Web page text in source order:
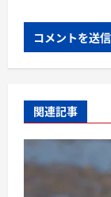
関連記事